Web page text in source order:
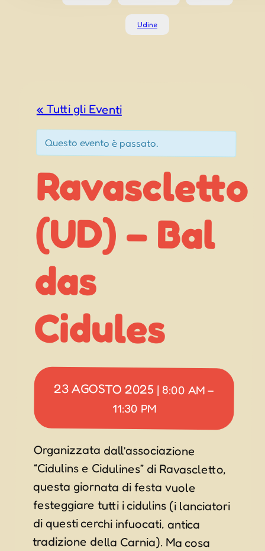
Udine
« Tutti gli Eventi
Questo evento è passato.
Ravascletto
(UD) – Bal
das
Cidules
23 AGOSTO 2025 | 8:00 AM –
11:30 PM
Organizzata dall’associazione
“Cidulins e Cidulines” di Ravascletto,
questa giornata di festa vuole
festeggiare tutti i cidulins (i lanciatori
di questi cerchi infuocati, antica
tradizione della Carnia). Ma cosa
succederà in questa festa? Sarà una
tradizionale serata danzante con
chioschi gastronomici, la musica dal
vivo dei “Plodar Kryner” e